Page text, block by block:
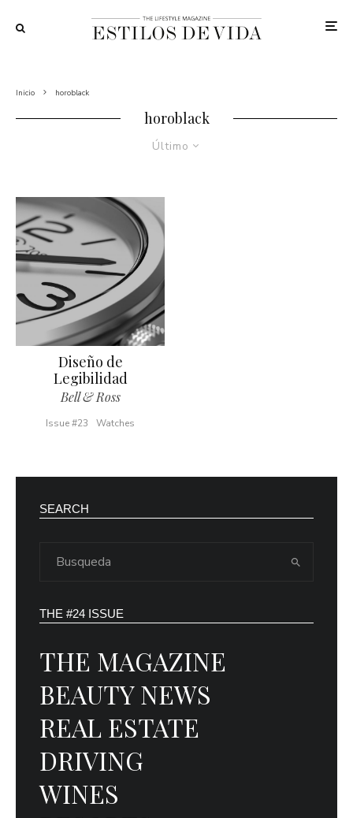
Inicio horoblack
horoblack
Último
Diseño de
Legibilidad
Bell & Ross
Issue #23 Watches
SEARCH
THE #24 ISSUE
THE MAGAZINE
BEAUTY NEWS
REAL ESTATE
DRIVING
WINES